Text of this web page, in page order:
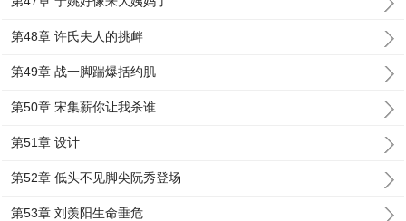
第48章 许氏夫人的挑衅
第49章 战一脚踹爆括约肌
第50章 宋集薪你让我杀谁
第51章 设计
第52章 低头不见脚尖阮秀登场
第53章 刘羡阳生命垂危